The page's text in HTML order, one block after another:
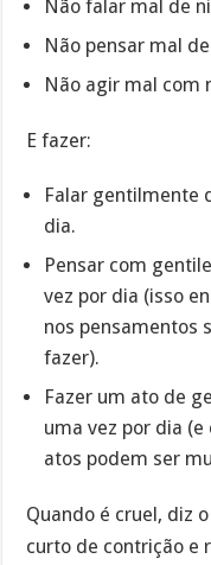
Não falar mal de
Não pensar mal
Não agir mal com
E fazer:
Falar gentilmente
dia.
Pensar com
vez por dia (isso
nos pensamentos
fazer).
Fazer um ato de
uma vez por dia
atos podem ser
Quando é cruel, diz
curto de contrição e